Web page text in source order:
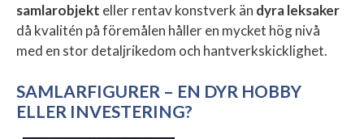
samlarobjekt eller rentav konstverk än dyra leksaker
då kvalitén på föremålen håller en mycket hög nivå
med en stor detaljrikedom och hantverkskicklighet.
SAMLARFIGURER – EN DYR HOBBY
ELLER INVESTERING?